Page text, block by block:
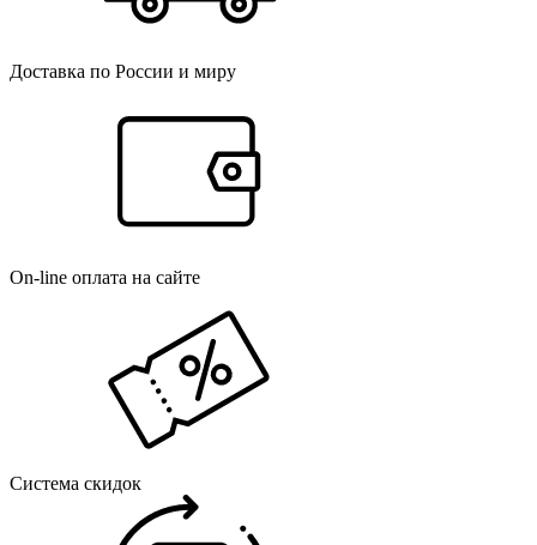
Доставка по России и миру
On-line оплата на сайте
Система скидок